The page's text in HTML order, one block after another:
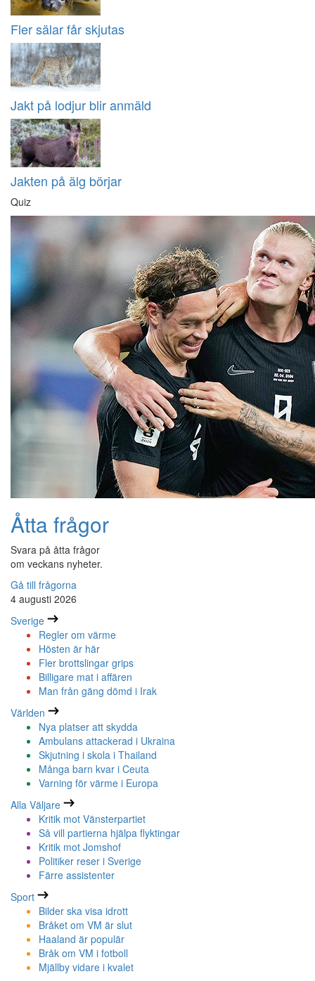
Fler sälar får skjutas
Jakt på lodjur blir anmäld
Jakten på älg börjar
Quiz
Åtta frågor
Svara på åtta frågor
om veckans nyheter.
Gå till frågorna
4 augusti 2026
Sverige
Regler om värme
Hösten är här
Fler brottslingar grips
Billigare mat i affären
Man från gäng dömd i Irak
Världen
Nya platser att skydda
Ambulans attackerad i Ukraina
Skjutning i skola i Thailand
Många barn kvar i Ceuta
Varning för värme i Europa
Alla Väljare
Kritik mot Vänsterpartiet
Så vill partierna hjälpa flyktingar
Kritik mot Jomshof
Politiker reser i Sverige
Färre assistenter
Sport
Bilder ska visa idrott
Bråket om VM är slut
Haaland är populär
Bråk om VM i fotboll
Mjällby vidare i kvalet